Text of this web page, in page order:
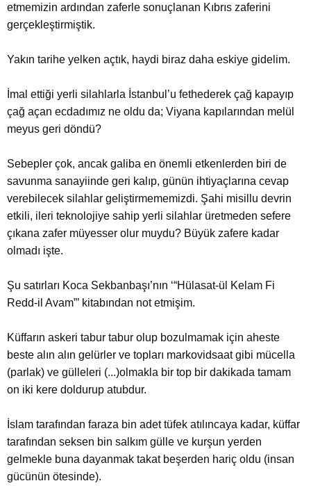
etmemizin ardından zaferle sonuçlanan Kıbrıs zaferini
gerçekleştirmiştik.
Yakın tarihe yelken açtık, haydi biraz daha eskiye gidelim.
İmal ettiği yerli silahlarla İstanbul’u fethederek çağ kapayıp
çağ açan ecdadımız ne oldu da; Viyana kapılarından melül
meyus geri döndü?
Sebepler çok, ancak galiba en önemli etkenlerden biri de
savunma sanayiinde geri kalıp, günün ihtiyaçlarına cevap
verebilecek silahlar geliştirmememizdi. Şahi misillu devrin
etkili, ileri teknolojiye sahip yerli silahlar üretmeden sefere
çıkana zafer müyesser olur muydu? Büyük zafere kadar
olmadı işte.
Şu satırları Koca Sekbanbaşı’nın ‘“Hülasat-ül Kelam Fi
Redd-il Avam”’ kitabından not etmişim.
Küffarın askeri tabur tabur olup bozulmamak için aheste
beste alın alın gelürler ve topları markovidsaat gibi mücella
(parlak) ve gülleleri (...)olmakla bir top bir dakikada tamam
on iki kere doldurup atubdur.
İslam tarafından faraza bin adet tüfek atılıncaya kadar, küffar
tarafından seksen bin salkım gülle ve kurşun yerden
gelmekle buna dayanmak takat beşerden hariç oldu (insan
gücünün ötesinde).